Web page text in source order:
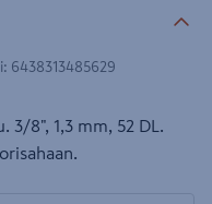
: 6438313485629
8", 1,3 mm, 52 DL.